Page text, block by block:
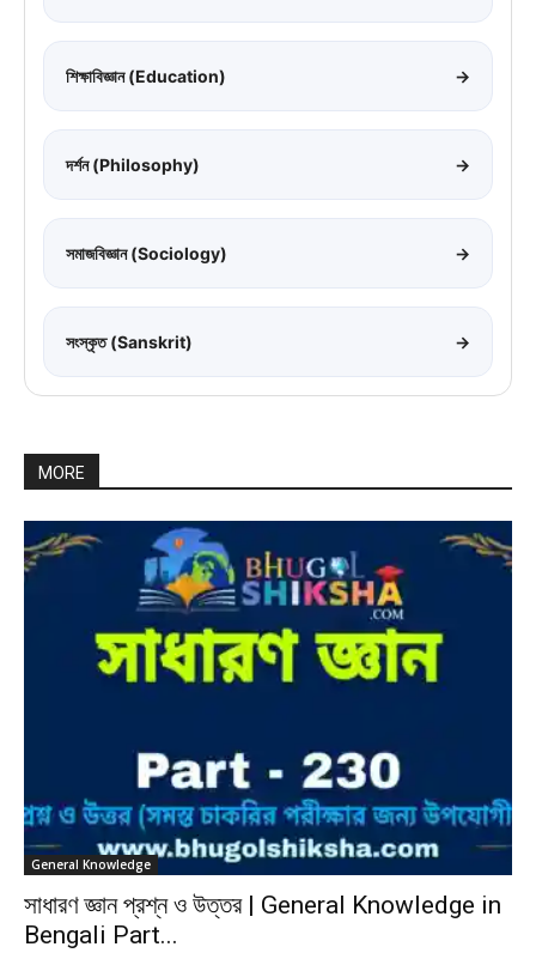
শিক্ষাবিজ্ঞান (Education) →
দর্শন (Philosophy) →
সমাজবিজ্ঞান (Sociology) →
সংস্কৃত (Sanskrit) →
MORE
General Knowledge
সাধারণ জ্ঞান প্রশ্ন ও উত্তর | General Knowledge in
Bengali Part...